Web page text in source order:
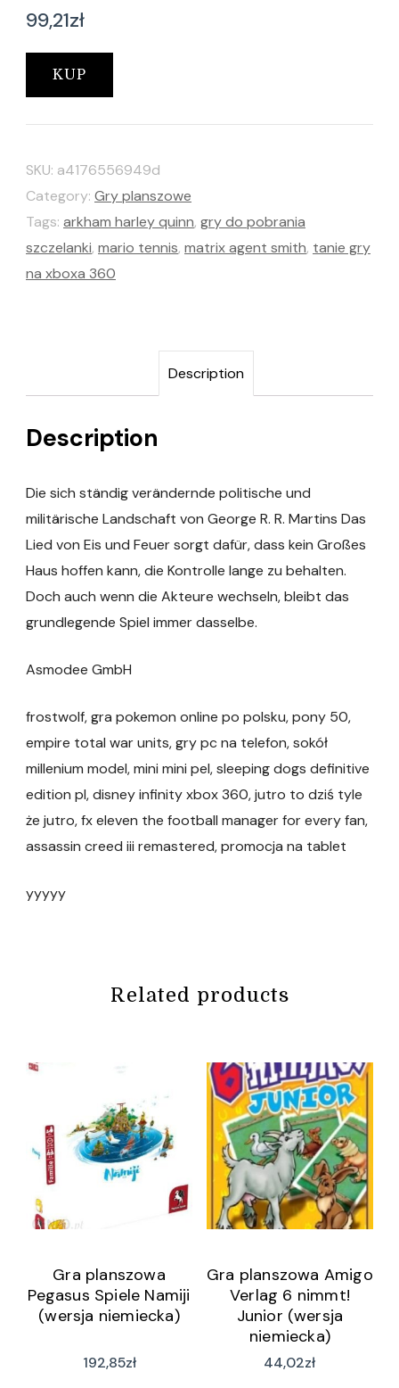
99,21zł
KUP
SKU: a4176556949d
Category: Gry planszowe
Tags: arkham harley quinn, gry do pobrania
szczelanki, mario tennis, matrix agent smith, tanie gry
na xboxa 360
Description
Description
Die sich ständig verändernde politische und
militärische Landschaft von George R. R. Martins Das
Lied von Eis und Feuer sorgt dafür, dass kein Großes
Haus hoffen kann, die Kontrolle lange zu behalten.
Doch auch wenn die Akteure wechseln, bleibt das
grundlegende Spiel immer dasselbe.
Asmodee GmbH
frostwolf, gra pokemon online po polsku, pony 50,
empire total war units, gry pc na telefon, sokół
millenium model, mini mini pel, sleeping dogs definitive
edition pl, disney infinity xbox 360, jutro to dziś tyle
że jutro, fx eleven the football manager for every fan,
assassin creed iii remastered, promocja na tablet
yyyyy
Related products
Gra planszowa
Pegasus Spiele Namiji
(wersja niemiecka)
192,85zł
Gra planszowa Amigo
Verlag 6 nimmt!
Junior (wersja
niemiecka)
44,02zł